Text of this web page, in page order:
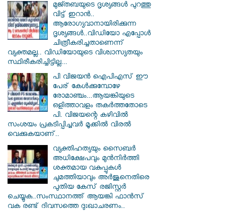
മുജ്തബയുടെ ദൃശ്യങ്ങൾ പുറത്തു
വിട്ട് ഇറാൻ..
ആരോഗ്യവാനായിരിക്കുന്ന
ദൃശ്യങ്ങൾ..വിഡിയോ എപ്പോൾ
ചിത്രീകരിച്ചതാണെന്ന്
വ്യക്തമല്ല.. വിഡിയോയുടെ വിശ്വാസ്യതയും
സ്ഥിരീകരിച്ചിട്ടില്ല...
പി വിജയന്‍ ഐപിഎസ് ഈ
പേര് കേൾക്കുമ്പോഴേ
രോമാഞ്ചം...ആയങ്കിയുടെ
ഒളിത്താവളം തകര്‍ത്തതോടെ
പി. വിജയന്റെ കഴിവില്‍
സംശയം പ്രകടിപ്പിച്ചവര്‍ മൂക്കില്‍ വിരല്‍
വെക്കുകയാണ്..
വ്യക്തിഹത്യയും സൈബര്‍
അധിക്ഷേപവും മുന്‍നിര്‍ത്തി
ശക്തമായ വകുപ്പുകള്‍
ചുമത്തിയാവും അർജുനെതിരെ
പുതിയ കേസ് രജിസ്റ്റര്‍
ചെയ്യുക..സംസ്ഥാനത്ത് ആയങ്കി ഫാൻസ്
വക രണ്ട് ദിവസത്തെ ദുഃഖാചരണം..